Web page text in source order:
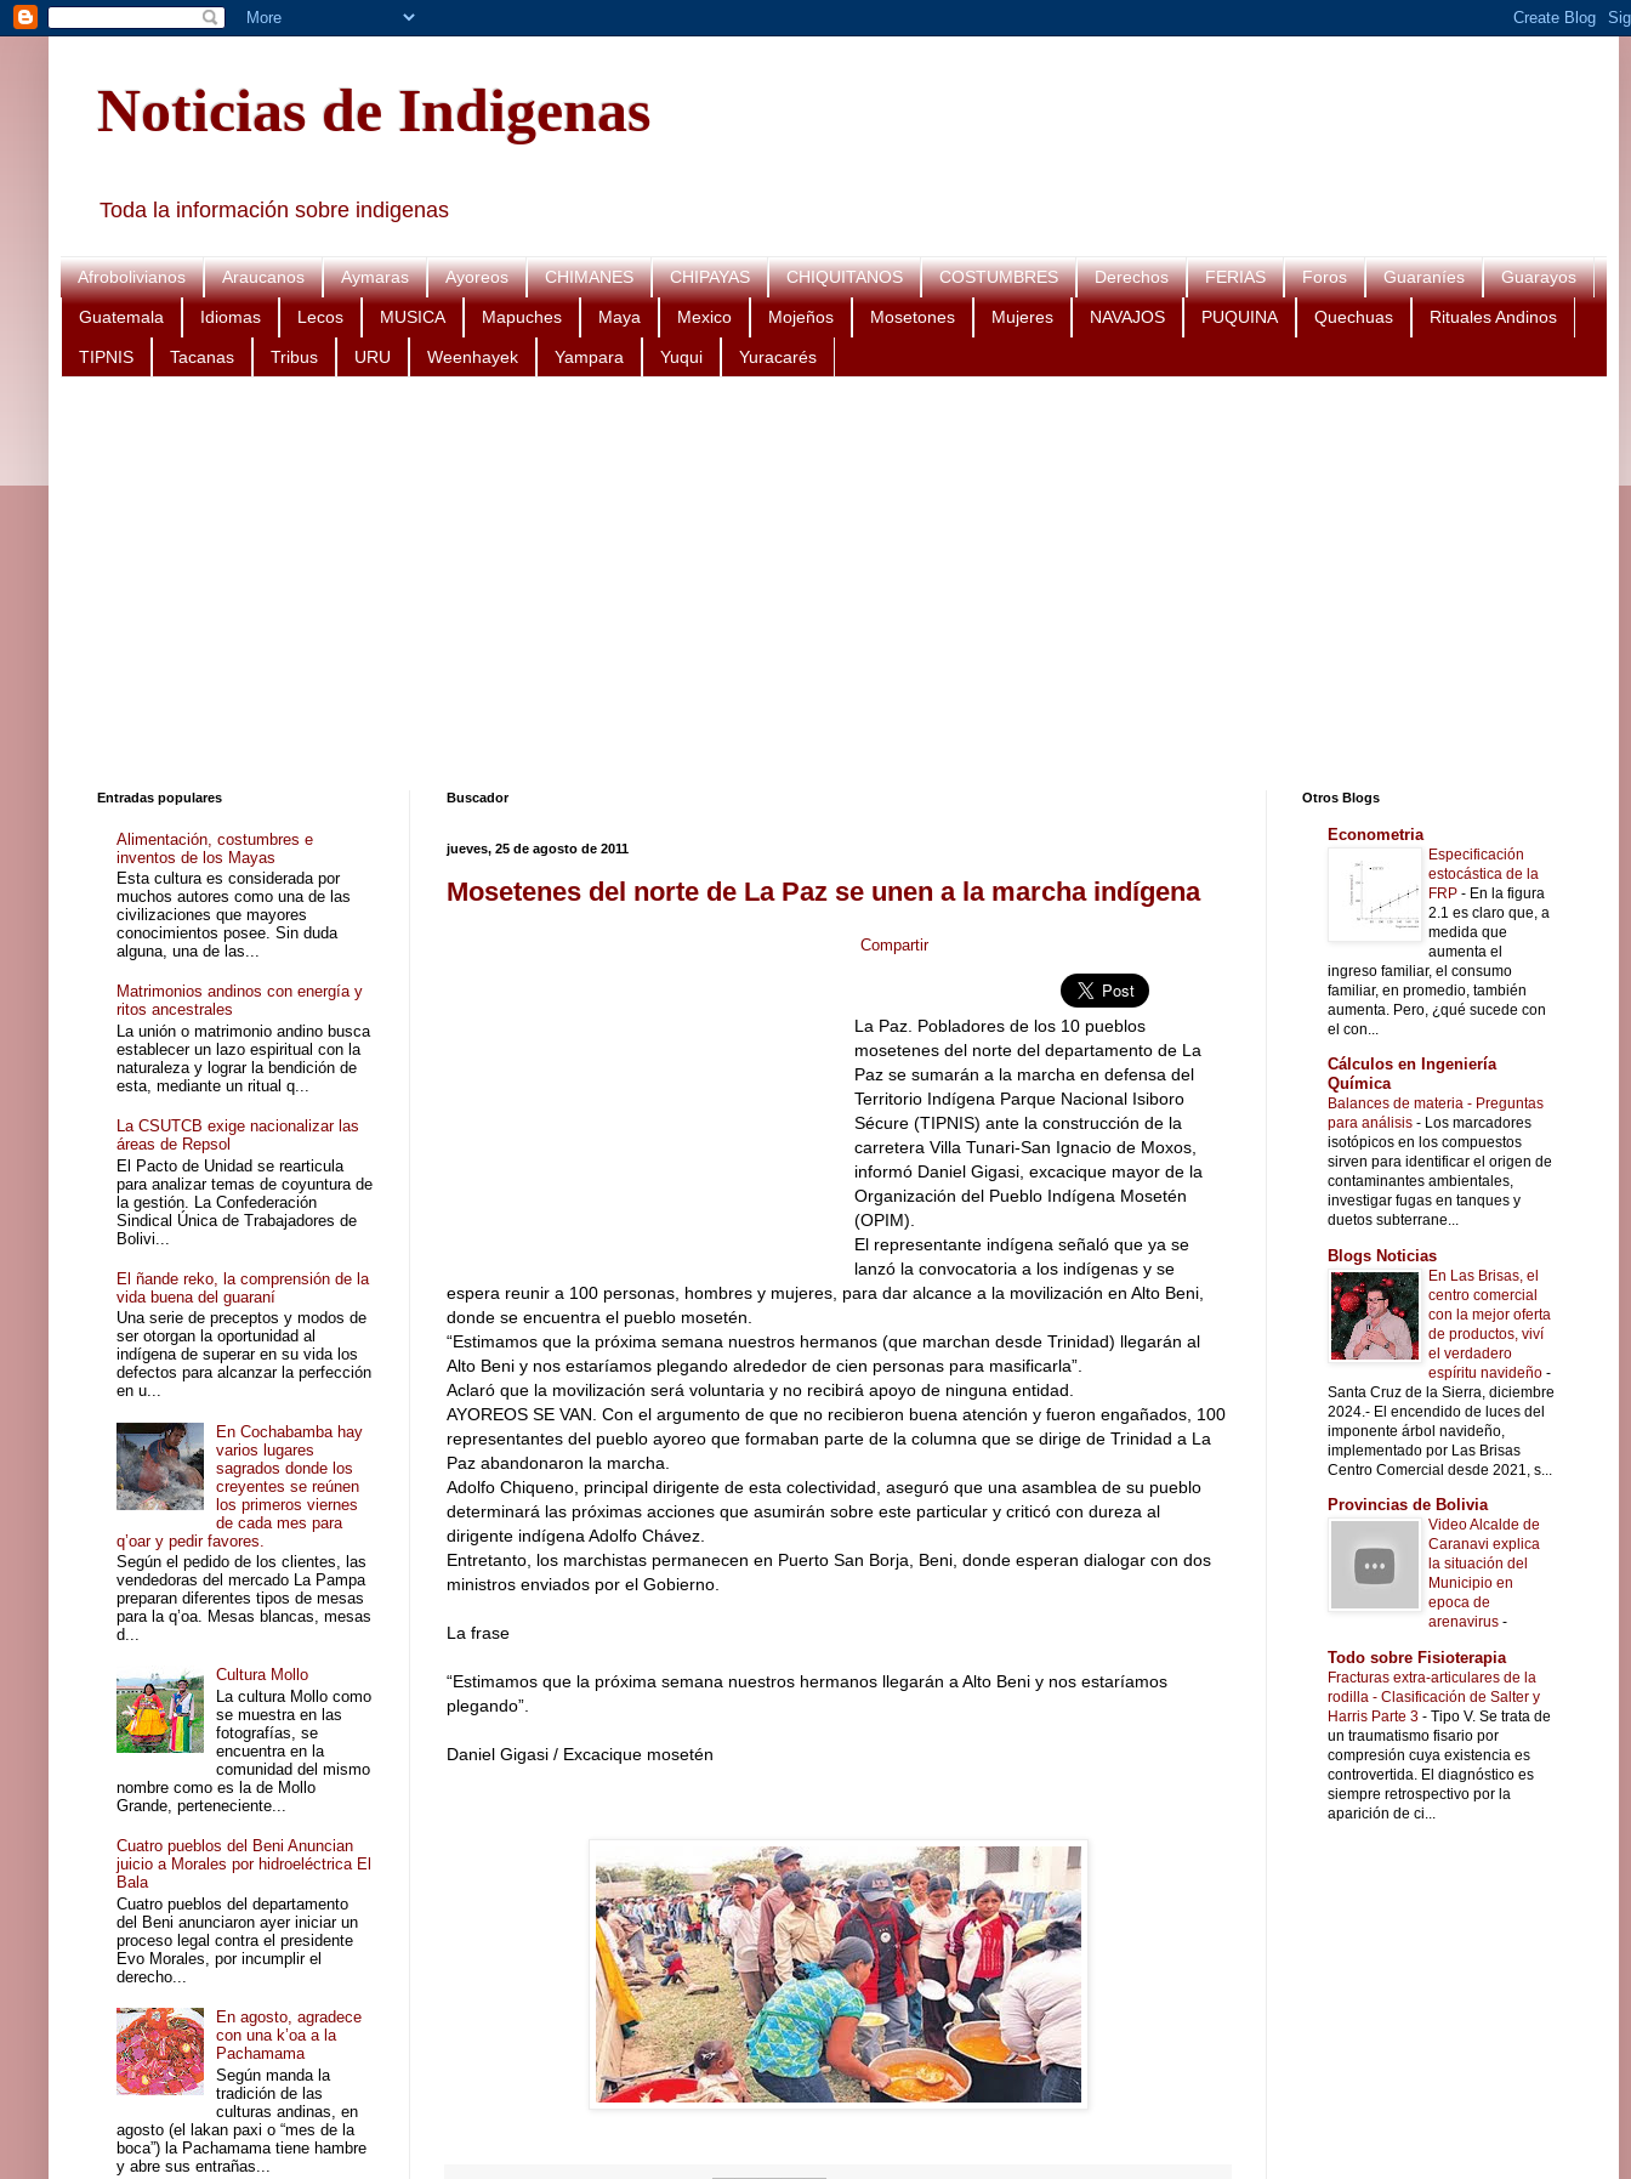
Noticias de Indigenas
Toda la información sobre indigenas
Afrobolivianos Araucanos Aymaras Ayoreos CHIMANES CHIPAYAS CHIQUITANOS COSTUMBRES Derechos FERIAS Foros Guaraníes Guarayos
Guatemala Idiomas Lecos MUSICA Mapuches Maya Mexico Mojeños Mosetones Mujeres NAVAJOS PUQUINA Quechuas Rituales Andinos
TIPNIS Tacanas Tribus URU Weenhayek Yampara Yuqui Yuracarés
Buscador
jueves, 25 de agosto de 2011
Mosetenes del norte de La Paz se unen a la marcha indígena
Compartir
La Paz. Pobladores de los 10 pueblos
mosetenes del norte del departamento de La
Paz se sumarán a la marcha en defensa del
Territorio Indígena Parque Nacional Isiboro
Sécure (TIPNIS) ante la construcción de la
carretera Villa Tunari-San Ignacio de Moxos,
informó Daniel Gigasi, excacique mayor de la
Organización del Pueblo Indígena Mosetén
(OPIM).
El representante indígena señaló que ya se
lanzó la convocatoria a los indígenas y se
espera reunir a 100 personas, hombres y mujeres, para dar alcance a la movilización en Alto Beni,
donde se encuentra el pueblo mosetén.
“Estimamos que la próxima semana nuestros hermanos (que marchan desde Trinidad) llegarán al
Alto Beni y nos estaríamos plegando alrededor de cien personas para masificarla”.
Aclaró que la movilización será voluntaria y no recibirá apoyo de ninguna entidad.
AYOREOS SE VAN. Con el argumento de que no recibieron buena atención y fueron engañados, 100
representantes del pueblo ayoreo que formaban parte de la columna que se dirige de Trinidad a La
Paz abandonaron la marcha.
Adolfo Chiqueno, principal dirigente de esta colectividad, aseguró que una asamblea de su pueblo
determinará las próximas acciones que asumirán sobre este particular y criticó con dureza al
dirigente indígena Adolfo Chávez.
Entretanto, los marchistas permanecen en Puerto San Borja, Beni, donde esperan dialogar con dos
ministros enviados por el Gobierno.
La frase
“Estimamos que la próxima semana nuestros hermanos llegarán a Alto Beni y nos estaríamos
plegando”.
Daniel Gigasi / Excacique mosetén
Entradas populares
Alimentación, costumbres e
inventos de los Mayas
Esta cultura es considerada por
muchos autores como una de las
civilizaciones que mayores
conocimientos posee. Sin duda
alguna, una de las...
Matrimonios andinos con energía y
ritos ancestrales
La unión o matrimonio andino busca
establecer un lazo espiritual con la
naturaleza y lograr la bendición de
esta, mediante un ritual q...
La CSUTCB exige nacionalizar las
áreas de Repsol
El Pacto de Unidad se rearticula
para analizar temas de coyuntura de
la gestión. La Confederación
Sindical Única de Trabajadores de
Bolivi...
El ñande reko, la comprensión de la
vida buena del guaraní
Una serie de preceptos y modos de
ser otorgan la oportunidad al
indígena de superar en su vida los
defectos para alcanzar la perfección
en u...
En Cochabamba hay
varios lugares
sagrados donde los
creyentes se reúnen
los primeros viernes
de cada mes para
q’oar y pedir favores.
Según el pedido de los clientes, las
vendedoras del mercado La Pampa
preparan diferentes tipos de mesas
para la q’oa. Mesas blancas, mesas
d...
Cultura Mollo
La cultura Mollo como
se muestra en las
fotografías, se
encuentra en la
comunidad del mismo
nombre como es la de Mollo
Grande, perteneciente...
Cuatro pueblos del Beni Anuncian
juicio a Morales por hidroeléctrica El
Bala
Cuatro pueblos del departamento
del Beni anunciaron ayer iniciar un
proceso legal contra el presidente
Evo Morales, por incumplir el
derecho...
En agosto, agradece
con una k’oa a la
Pachamama
Según manda la
tradición de las
culturas andinas, en
agosto (el lakan paxi o “mes de la
boca”) la Pachamama tiene hambre
y abre sus entrañas...
Otros Blogs
Econometria
Especificación
estocástica de la
FRP - En la figura
2.1 es claro que, a
medida que
aumenta el
ingreso familiar, el consumo
familiar, en promedio, también
aumenta. Pero, ¿qué sucede con
el con...
Cálculos en Ingeniería
Química
Balances de materia - Preguntas
para análisis - Los marcadores
isotópicos en los compuestos
sirven para identificar el origen de
contaminantes ambientales,
investigar fugas en tanques y
duetos subterrane...
Blogs Noticias
En Las Brisas, el
centro comercial
con la mejor oferta
de productos, viví
el verdadero
espíritu navideño -
Santa Cruz de la Sierra, diciembre
2024.- El encendido de luces del
imponente árbol navideño,
implementado por Las Brisas
Centro Comercial desde 2021, s...
Provincias de Bolivia
Video Alcalde de
Caranavi explica
la situación del
Municipio en
epoca de
arenavirus -
Todo sobre Fisioterapia
Fracturas extra-articulares de la
rodilla - Clasificación de Salter y
Harris Parte 3 - Tipo V. Se trata de
un traumatismo fisario por
compresión cuya existencia es
controvertida. El diagnóstico es
siempre retrospectivo por la
aparición de ci...